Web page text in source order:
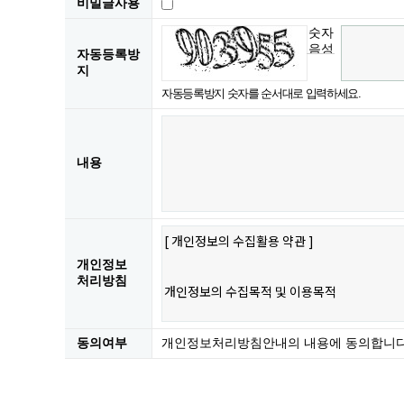
자동등록방
지
숫자
음성
자동등록방지 숫자를 순서대로 입력하세요.
내용
개인정보
처리방침
동의여부 개인정보처리방침안내의 내용에 동의합니